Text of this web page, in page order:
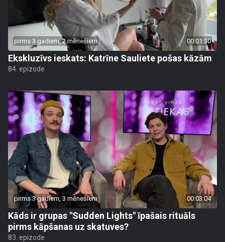
pirms 3 gadiem, 2 mēnešiem 00:01:30
Ekskluzīvs ieskats: Katrīne Sauliete pošas kāzām
84. epizode
pirms 3 gadiem, 3 mēnešiem 00:03:04
Kāds ir grupas "Sudden Lights" īpašais rituāls
pirms kāpšanas uz skatuves?
83. epizode